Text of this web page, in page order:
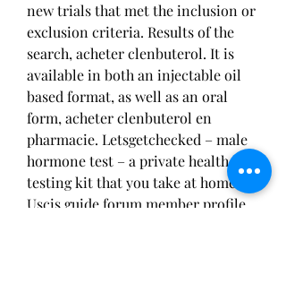
new trials that met the inclusion or
exclusion criteria. Results of the
search, acheter clenbuterol. It is
available in both an injectable oil
based format, as well as an oral
form, acheter clenbuterol en
pharmacie. Letsgetchecked – male
hormone test – a private health
testing kit that you take at home.
Uscis guide forum member profile